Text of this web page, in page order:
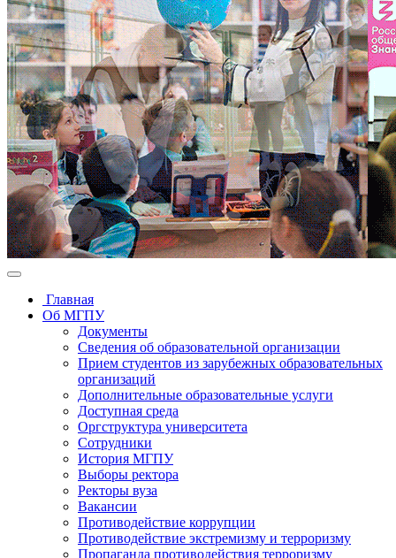
Главная
Об МГПУ
Документы
Сведения об образовательной организации
Прием студентов из зарубежных образовательных
организаций
Дополнительные образовательные услуги
Доступная среда
Оргструктура университета
Сотрудники
История МГПУ
Выборы ректора
Ректоры вуза
Вакансии
Противодействие коррупции
Противодействие экстремизму и терроризму
Пропаганда противодействия терроризму